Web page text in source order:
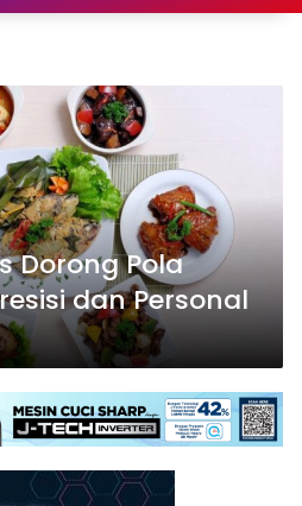
Dorong Pola
dan Personal